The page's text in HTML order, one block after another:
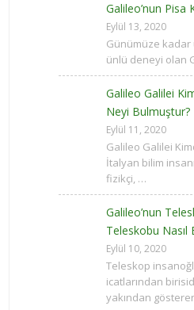
Galileo’nun Pisa
Eylül 13, 2020
Günümüze
ünlü deneyi olan
Galileo Galilei
Neyi Bulmuştur?
Eylül 11, 2020
Galileo Galilei
İtalyan bilim
fizikçi, …
Galileo’nun
Teleskobu Nasıl
Eylül 10, 2020
Teleskop
icatlarından
yakından